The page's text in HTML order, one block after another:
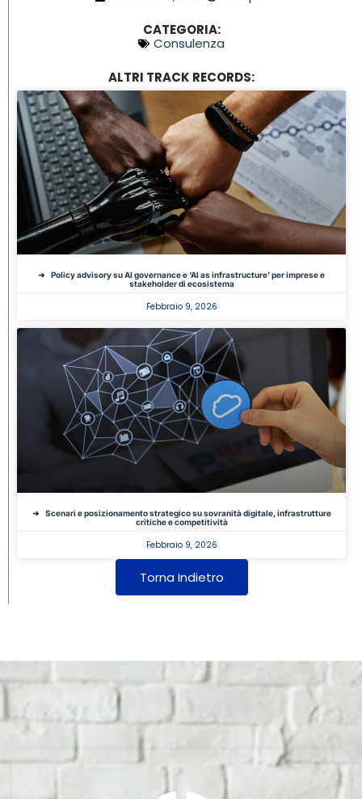
CATEGORIA:
Consulenza
ALTRI TRACK RECORDS:
Policy advisory su AI governance e ‘AI as infrastructure’ per imprese e
stakeholder di ecosistema
Febbraio 9, 2026
Scenari e posizionamento strategico su sovranità digitale, infrastrutture
critiche e competitività
Febbraio 9, 2026
Torna Indietro